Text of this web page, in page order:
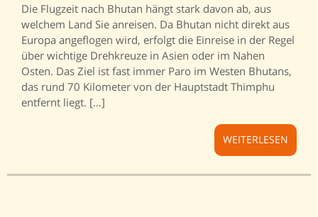
Die Flugzeit nach Bhutan hängt stark davon ab, aus
welchem Land Sie anreisen. Da Bhutan nicht direkt aus
Europa angeflogen wird, erfolgt die Einreise in der Regel
über wichtige Drehkreuze in Asien oder im Nahen
Osten. Das Ziel ist fast immer Paro im Westen Bhutans,
das rund 70 Kilometer von der Hauptstadt Thimphu
entfernt liegt. […]
WEITERLESEN